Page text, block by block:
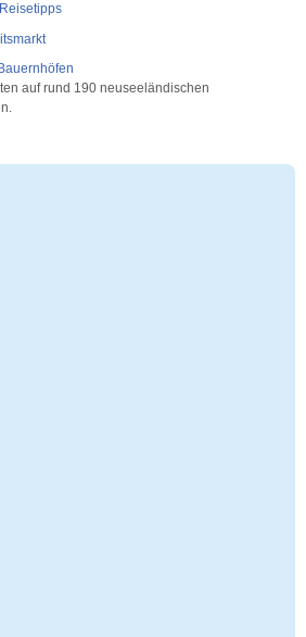
auf rund 190 neuseeländischen